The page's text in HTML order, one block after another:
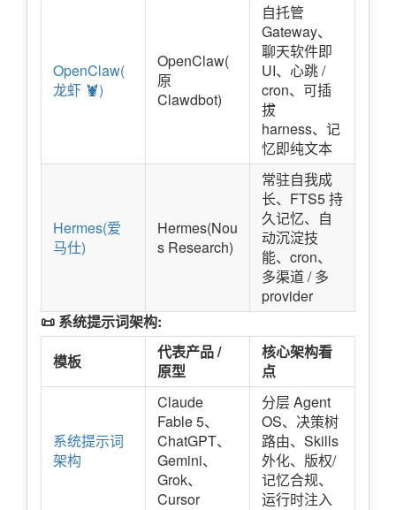
OpenClaw(
龙虾 🦞)
OpenClaw(
原
Clawdbot)
自托管
Gateway、
聊天软件即
UI、心跳 /
cron、可插
拔
harness、记
忆即纯文本
Hermes(爱
马仕)
Hermes(Nou
s Research)
常驻自我成
长、FTS5 持
久记忆、自
动沉淀技
能、cron、
多渠道 / 多
provider
📜 系统提示词架构:
模板
代表产品 /
原型
核心架构看
点
系统提示词
架构
Claude
Fable 5、
ChatGPT、
Gemini、
Grok、
Cursor
分层 Agent
OS、决策树
路由、Skills
外化、版权/
记忆合规、
运行时注入